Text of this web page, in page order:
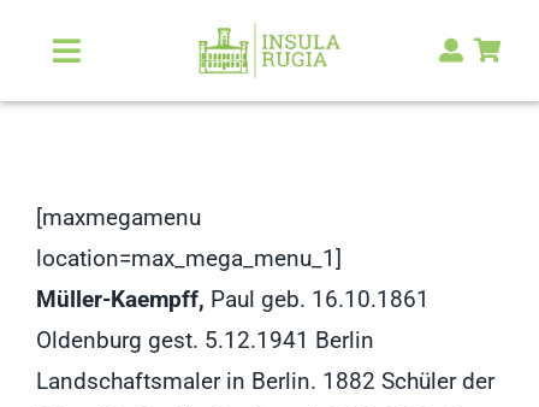
Inhalt
springen
Toggle
Navigation
Malerlexikon
[maxmegamenu
location=max_mega_menu_1]
Müller-Kaempff, Paul geb. 16.10.1861
Oldenburg gest. 5.12.1941 Berlin
Landschaftsmaler in Berlin. 1882 Schüler der